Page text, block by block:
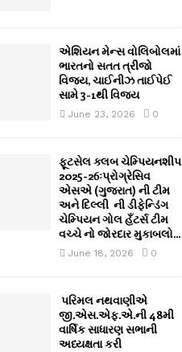
એશિયન મેન્સ વોલિબોલમાં
ભારતનો સતત ત્રીજો
વિજય, ચાઈનીઝ તાઈપેઈ
સામે 3-1થી વિજય
June 23, 2026 0
ફૂટસેલ ક્લબ ચેમ્પિયનશીપ
2025-26ઃપ્રોગ્રેસિવ
એસએ (ગુજરાત) ની ટીમ
અને દિલ્લી ની ડીફેન્ડિંગ
ચેમ્પિયન ગોલ હઁટર્સ ટીમ
વચ્ચે નો જોરદાર મુકાબલો...
June 18, 2026 0
પરિમલ નથવાણીએ
જી.એસ.એફ.એ.ની 48મી
વાર્ષિક સાધારણ સભાની
અધ્યક્ષતા કરી